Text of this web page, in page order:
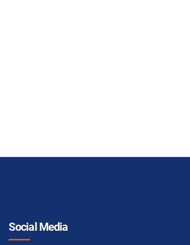
Social Media